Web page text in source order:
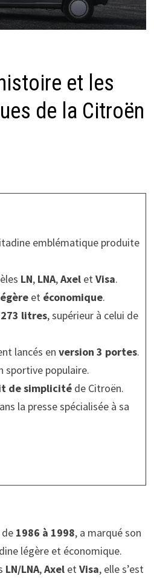
et les
de la Citroën
emblématique produite
LN, LNA,AxeletVisa.
et économique.
litres, supérieur à celui de
lancés en version 3 portes.
sportive populaire.
de simplicitéde Citroën.
la presse spécialisée à sa
1986 à 1998, a marqué son
légère et économique.
LN/LNA,AxeletVisa, elle s’est